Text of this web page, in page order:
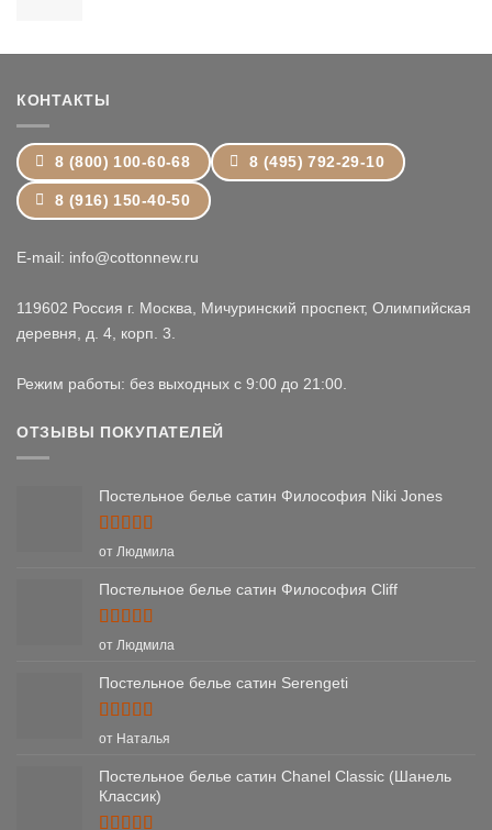
–
КОНТАКТЫ
8 (800) 100-60-68 8 (495) 792-29-10
8 (916) 150-40-50
E-mail: info@cottonnew.ru
119602 Россия г. Москва, Мичуринский проспект, Олимпийская
деревня, д. 4, корп. 3.
Режим работы: без выходных с 9:00 до 21:00.
ОТЗЫВЫ ПОКУПАТЕЛЕЙ
Постельное белье сатин Философия Niki Jones
Оценка5
от Людмила
Постельное белье сатин Философия Cliff
Оценка5
от Людмила
Постельное белье сатин Serengeti
Оценка5
от Наталья
Постельное белье сатин Chanel Classic (Шанель
Классик)